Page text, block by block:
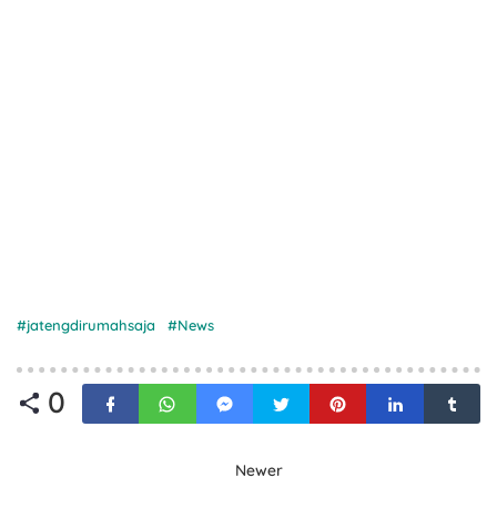
jatengdirumahsaja News
0
Newer